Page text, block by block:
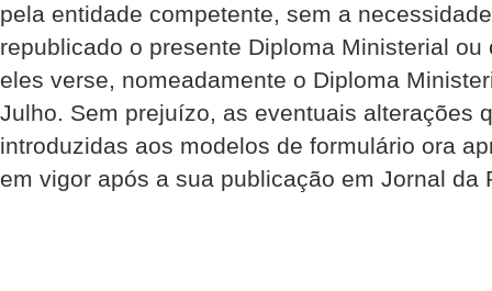
pela entidade competente, sem a
republicado o presente Diploma Ministerial
eles verse, nomeadamente o Diploma
Julho. Sem prejuízo, as eventuais alterações
introduzidas aos modelos de formulário ora
em vigor após a sua publicação em Jornal da